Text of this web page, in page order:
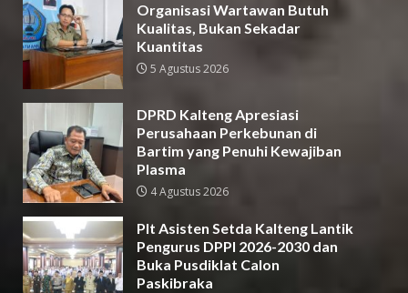
Organisasi Wartawan Butuh
Kualitas, Bukan Sekadar
Kuantitas
5 Agustus 2026
DPRD Kalteng Apresiasi
Perusahaan Perkebunan di
Bartim yang Penuhi Kewajiban
Plasma
4 Agustus 2026
Plt Asisten Setda Kalteng Lantik
Pengurus DPPI 2026-2030 dan
Buka Pusdiklat Calon
Paskibraka